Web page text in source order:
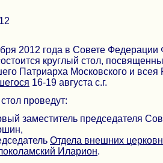
2012 года в Совете
круглый стол,
Патриарха Московского и
16-19 августа с.г.
проведут:
заместитель председателя
Отдела внешних
Иларион.